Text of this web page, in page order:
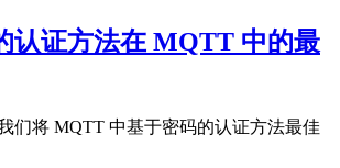
认证方法在 MQTT 中的最
们将 MQTT 中基于密码的认证方法最佳